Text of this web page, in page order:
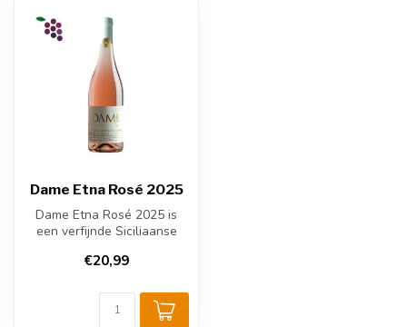
Dame Etna Rosé 2025
Dame Etna Rosé 2025 is
een verfijnde Siciliaanse
helling...
€20,99